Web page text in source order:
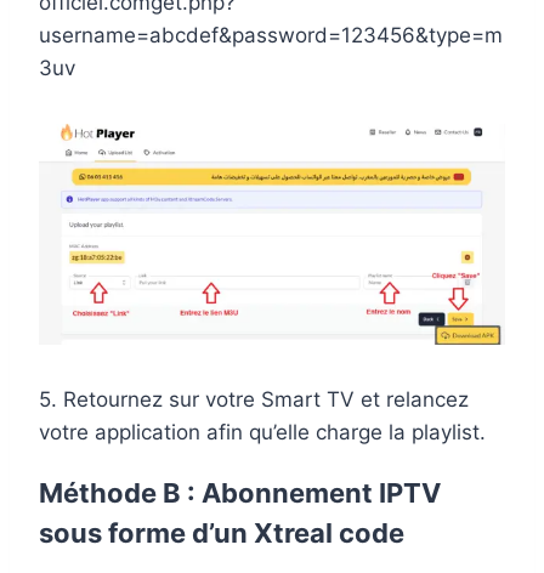
username=abcdef&password=123456&type=m
3uv
5. Retournez sur votre Smart TV et relancez
votre application afin qu’elle charge la playlist.
Méthode B : Abonnement IPTV
sous forme d’un Xtreal code